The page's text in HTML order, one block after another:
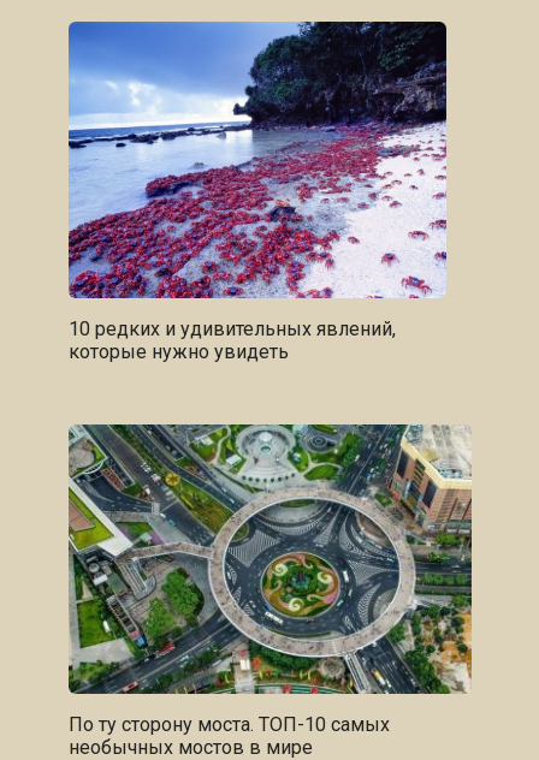
10 редких и удивительных явлений,
которые нужно увидеть
По ту сторону моста. ТОП-10 самых
необычных мостов в мире